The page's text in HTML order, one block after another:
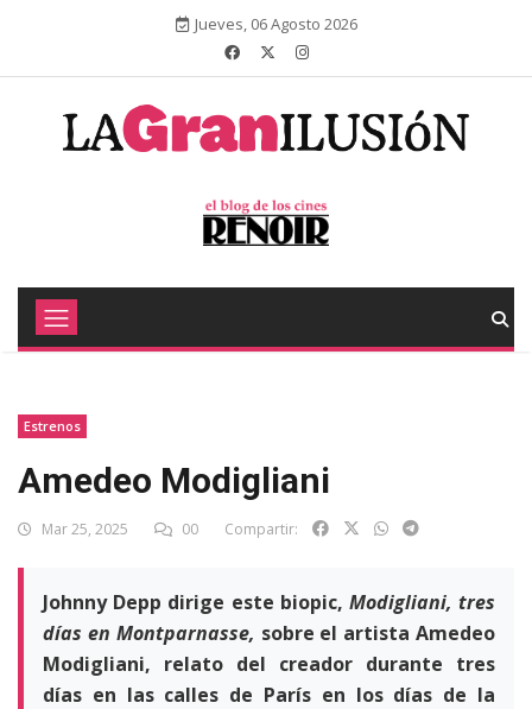
Jueves, 06 Agosto 2026
Estrenos
Amedeo Modigliani
Mar 25, 2025 00 Compartir:
Johnny Depp dirige este biopic, Modigliani, tres
días en Montparnasse, sobre el artista Amedeo
Modigliani, relato del creador durante tres
días en las calles de París en los días de la